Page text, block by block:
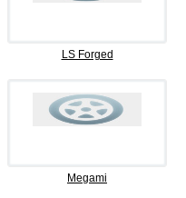
LS Forged
Megami